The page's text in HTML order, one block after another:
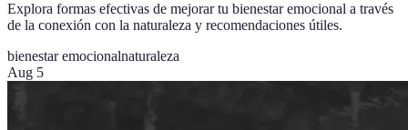
Explora formas efectivas de mejorar tu bienestar emocional a través
de la conexión con la naturaleza y recomendaciones útiles.
bienestar emocionalnaturaleza
Aug 5